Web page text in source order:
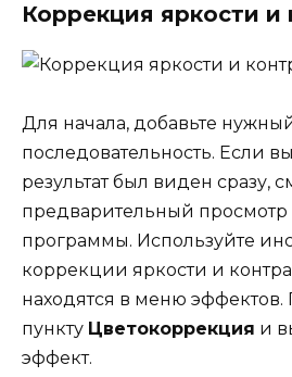
Коррекция яркости и
Для начала, добавьте
последовательность. Если
результат был виден сразу,
предварительный просмотр
программы. Используйте
коррекции яркости и
находятся в меню
пункту Цветокоррекция и
эффект.